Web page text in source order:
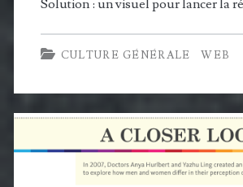
Solution : un visuel pour lancer la
CULTURE GÉNÉRALE WEB